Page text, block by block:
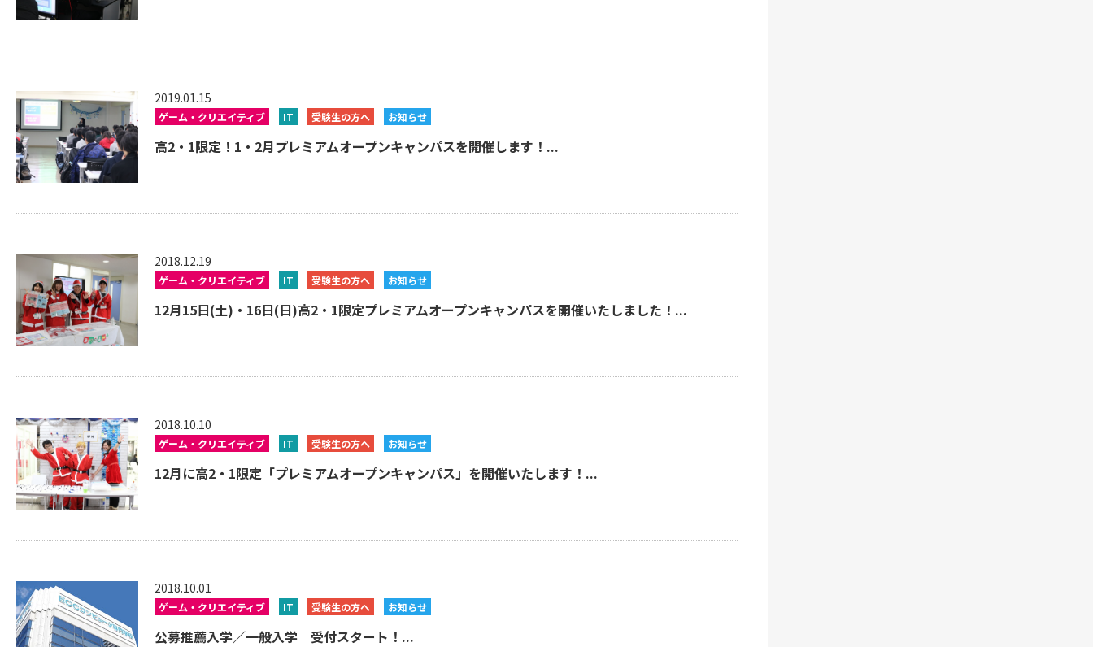
2019.01.15
ゲーム・クリエイティブ IT 受験生の方へ お知らせ
高2・1限定！1・2月プレミアムオープンキャンパスを開催します！...
2018.12.19
ゲーム・クリエイティブ IT 受験生の方へ お知らせ
12月15日(土)・16日(日)高2・1限定プレミアムオープンキャンパスを開催いたしました！...
2018.10.10
ゲーム・クリエイティブ IT 受験生の方へ お知らせ
12月に高2・1限定「プレミアムオープンキャンパス」を開催いたします！...
2018.10.01
ゲーム・クリエイティブ IT 受験生の方へ お知らせ
公募推薦入学／一般入学 受付スタート！...